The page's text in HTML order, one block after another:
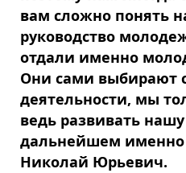
вам сложно понять
руководство
отдали именно
Они сами выбирают
деятельности, мы
ведь развивать нашу
дальнейшем
Николай Юрьевич.